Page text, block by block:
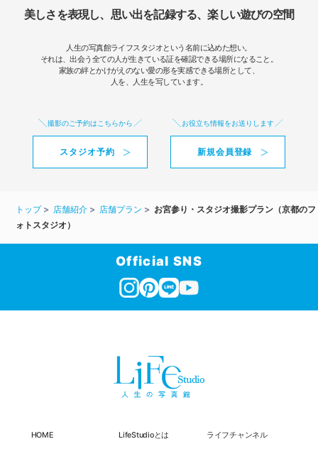
美しさを表現し、思い出を記録する、楽しい遊びの空間
人生の写真館ライフスタジオという名前に込めた想い。
それは、出会う全ての人が生きている証を確認できる場所になること。
家族の絆とかけがえのない愛の形を実感できる場所として、
人を、人生を写しています。
撮影のご予約はこちらから
スタジオ予約
お役立ち情報をお送りします
新規会員登録
トップ 店舗紹介 店舗プラン
お宮参り・スタジオ撮影プラン（京都のフ
ォトスタジオ）
Official SNS
HOME LifeStudioとは ライフチャンネル